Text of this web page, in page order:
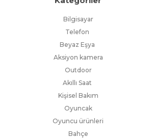
Bilgisayar
Telefon
Beyaz Eşya
Aksiyon kamera
Outdoor
Akıllı Saat
Kişisel Bakım
Oyuncak
Oyuncu ürünleri
Bahçe